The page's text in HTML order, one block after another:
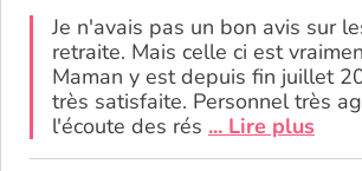
Je n'avais pas un bon avis sur
retraite. Mais celle ci est
Maman y est depuis fin juillet
très satisfaite. Personnel très
l'écoute des rés ... Lire plus